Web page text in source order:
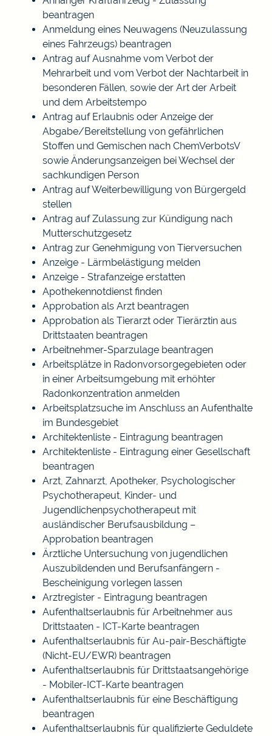
beantragen
Anmeldung eines Neuwagens (Neuzulassung
eines Fahrzeugs) beantragen
Antrag auf Ausnahme vom Verbot der
Mehrarbeit und vom Verbot der Nachtarbeit in
besonderen Fällen, sowie der Art der Arbeit
und dem Arbeitstempo
Antrag auf Erlaubnis oder Anzeige der
Abgabe/Bereitstellung von gefährlichen
Stoffen und Gemischen nach ChemVerbotsV
sowie Änderungsanzeigen bei Wechsel der
sachkundigen Person
Antrag auf Weiterbewilligung von Bürgergeld
stellen
Antrag auf Zulassung zur Kündigung nach
Mutterschutzgesetz
Antrag zur Genehmigung von Tierversuchen
Anzeige - Lärmbelästigung melden
Anzeige - Strafanzeige erstatten
Apothekennotdienst finden
Approbation als Arzt beantragen
Approbation als Tierarzt oder Tierärztin aus
Drittstaaten beantragen
Arbeitnehmer-Sparzulage beantragen
Arbeitsplätze in Radonvorsorgegebieten oder
in einer Arbeitsumgebung mit erhöhter
Radonkonzentration anmelden
Arbeitsplatzsuche im Anschluss an Aufenthalte
im Bundesgebiet
Architektenliste - Eintragung beantragen
Architektenliste - Eintragung einer Gesellschaft
beantragen
Arzt, Zahnarzt, Apotheker, Psychologischer
Psychotherapeut, Kinder- und
Jugendlichenpsychotherapeut mit
ausländischer Berufsausbildung –
Approbation beantragen
Ärztliche Untersuchung von jugendlichen
Auszubildenden und Berufsanfängern -
Bescheinigung vorlegen lassen
Arztregister - Eintragung beantragen
Aufenthaltserlaubnis für Arbeitnehmer aus
Drittstaaten - ICT-Karte beantragen
Aufenthaltserlaubnis für Au-pair-Beschäftigte
(Nicht-EU/EWR) beantragen
Aufenthaltserlaubnis für Drittstaatsangehörige
- Mobiler-ICT-Karte beantragen
Aufenthaltserlaubnis für eine Beschäftigung
beantragen
Aufenthaltserlaubnis für qualifizierte Geduldete